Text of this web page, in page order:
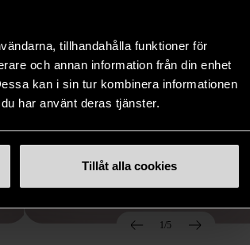
tillhandahålla funktioner för
och annan information från din enhet
kan i sin tur kombinera informationen
har använt deras tjänster.
Tillåt alla cookies
1/5